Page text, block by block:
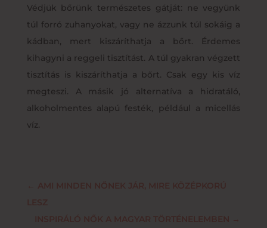
Védjük bőrünk természetes gátját: ne vegyünk
túl forró zuhanyokat, vagy ne ázzunk túl sokáig a
kádban, mert kiszáríthatja a bőrt. Érdemes
kihagyni a reggeli tisztítást. A túl gyakran végzett
tisztítás is kiszáríthatja a bőrt. Csak egy kis víz
megteszi. A másik jó alternatíva a hidratáló,
alkoholmentes alapú festék, például a micellás
víz.